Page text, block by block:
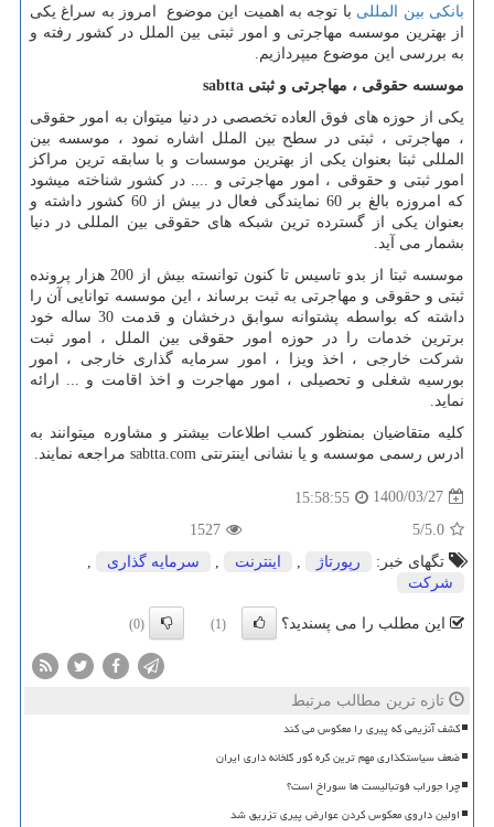
بانکی بین المللی با توجه به اهمیت این موضوع امروز به سراغ یکی
از بهترین موسسه مهاجرتی و امور ثبتی بین الملل در کشور رفته و
به بررسی این موضوع میپردازیم.
موسسه حقوقی ، مهاجرتی و ثبتی sabtta
یکی از حوزه های فوق العاده تخصصی در دنیا میتوان به امور حقوقی
، مهاجرتی ، ثبتی در سطح بین الملل اشاره نمود ، موسسه بین
المللی ثبتا بعنوان یکی از بهترین موسسات و با سابقه ترین مراکز
امور ثبتی و حقوقی ، امور مهاجرتی و .... در کشور شناخته میشود
که امروزه بالغ بر 60 نمایندگی فعال در بیش از 60 کشور داشته و
بعنوان یکی از گسترده ترین شبکه های حقوقی بین المللی در دنیا
بشمار می آید.
موسسه ثبتا از بدو تاسیس تا کنون توانسته بیش از 200 هزار پرونده
ثبتی و حقوقی و مهاجرتی به ثبت برساند ، این موسسه توانایی آن را
داشته که بواسطه پشتوانه سوابق درخشان و قدمت 30 ساله خود
برترین خدمات را در حوزه امور حقوقی بین الملل ، امور ثبت
شرکت خارجی ، اخذ ویزا ، امور سرمایه گذاری خارجی ، امور
بورسیه شغلی و تحصیلی ، امور مهاجرت و اخذ اقامت و ... ارائه
نماید.
کلیه متقاضیان بمنظور کسب اطلاعات بیشتر و مشاوره میتوانند به
ادرس رسمی موسسه و یا نشانی اینترنتی sabtta.com مراجعه نمایند.
1400/03/27
15:58:55
5.0
/5
1527
تگهای خبر:
رپورتاژ , اینترنت , سرمایه گذاری
,
شركت
این مطلب را می پسندید؟ (1)
(0)
تازه ترین مطالب مرتبط
کشف آنزیمی که پیری را معکوس می کند
ضعف سیاستگذاری مهم ترین گره کور گلخانه داری ایران
چرا جوراب فوتبالیست ها سوراخ است؟
اولین داروی معکوس کردن عوارض پیری تزریق شد